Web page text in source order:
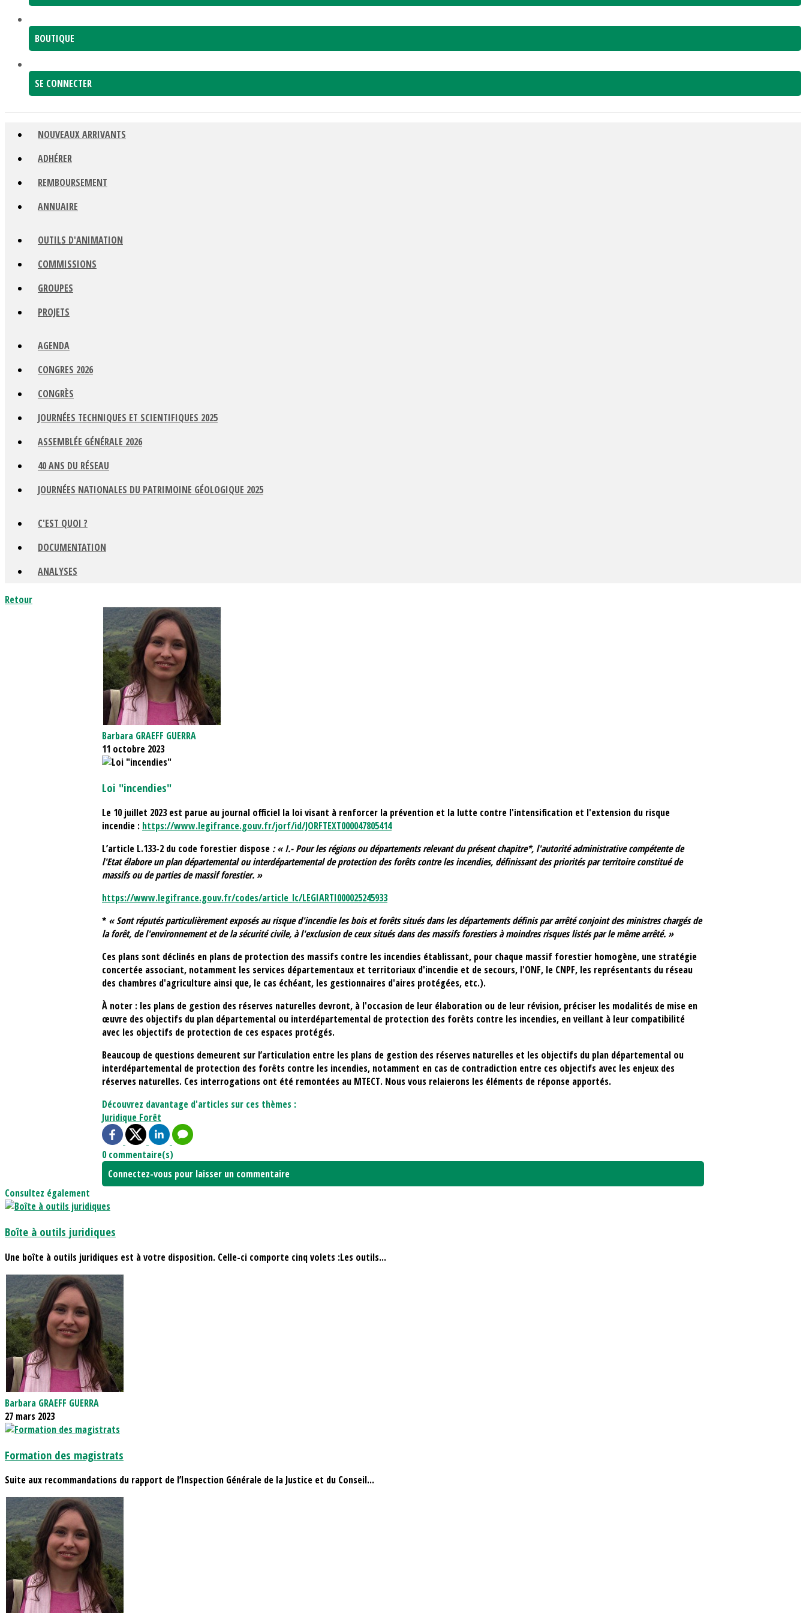
BOUTIQUE
SE CONNECTER
NOUVEAUX ARRIVANTS
ADHÉRER
REMBOURSEMENT
ANNUAIRE
OUTILS D'ANIMATION
COMMISSIONS
GROUPES
PROJETS
AGENDA
CONGRES 2026
CONGRÈS
JOURNÉES TECHNIQUES ET SCIENTIFIQUES 2025
ASSEMBLÉE GÉNÉRALE 2026
40 ANS DU RÉSEAU
JOURNÉES NATIONALES DU PATRIMOINE GÉOLOGIQUE 2025
C'EST QUOI ?
DOCUMENTATION
ANALYSES
Retour
Barbara GRAEFF GUERRA
11 octobre 2023
Loi "incendies"
Le 10 juillet 2023 est parue au journal officiel la loi visant à renforcer la prévention et la lutte contre l'intensification et l'extension du risque
incendie : https://www.legifrance.gouv.fr/jorf/id/JORFTEXT000047805414
L’article L.133-2 du code forestier dispose : « I.- Pour les régions ou départements relevant du présent chapitre*, l'autorité administrative compétente de
l'Etat élabore un plan départemental ou interdépartemental de protection des forêts contre les incendies, définissant des priorités par territoire constitué de
massifs ou de parties de massif forestier. »
https://www.legifrance.gouv.fr/codes/article_lc/LEGIARTI000025245933
* « Sont réputés particulièrement exposés au risque d'incendie les bois et forêts situés dansles départements définis par arrêté conjoint des ministres chargés de
la forêt, de l'environnement et de la sécurité civile, à l'exclusion de ceux situés dans des massifs forestiers à moindres risques listés par le même arrêté. »
Ces plans sont déclinés en plans de protection des massifs contre les incendies établissant, pour chaque massif forestier homogène, une stratégie
concertée associant, notamment les services départementaux et territoriaux d'incendie et de secours, l'ONF, le CNPF, les représentants du réseau
des chambres d'agriculture ainsi que, le cas échéant, les gestionnaires d'aires protégées, etc.).
À noter : les plans de gestion des réserves naturelles devront, à l'occasion de leur élaboration ou de leur révision, préciser les modalités de mise en
œuvre des objectifs du plan départemental ou interdépartemental de protection des forêts contre les incendies, en veillant à leur compatibilité
avec les objectifs de protection de ces espaces protégés.
Beaucoup de questions demeurent sur l’articulation entre les plans de gestion des réserves naturelles et les objectifs du plan départemental ou
interdépartemental de protection des forêts contre les incendies, notamment en cas de contradiction entre ces objectifs avec les enjeux des
réserves naturelles. Ces interrogations ont été remontées au MTECT. Nous vous relaierons les éléments de réponse apportés.
Découvrez davantage d'articles sur ces thèmes :
Juridique Forêt
0 commentaire(s)
Connectez-vous pour laisser un commentaire
Consultez également
Boîte à outils juridiques
Une boîte à outils juridiques est à votre disposition. Celle-ci comporte cinq volets :Les outils...
Barbara GRAEFF GUERRA
27 mars 2023
Formation des magistrats
Suite aux recommandations du rapport de l’Inspection Générale de la Justice et du Conseil...